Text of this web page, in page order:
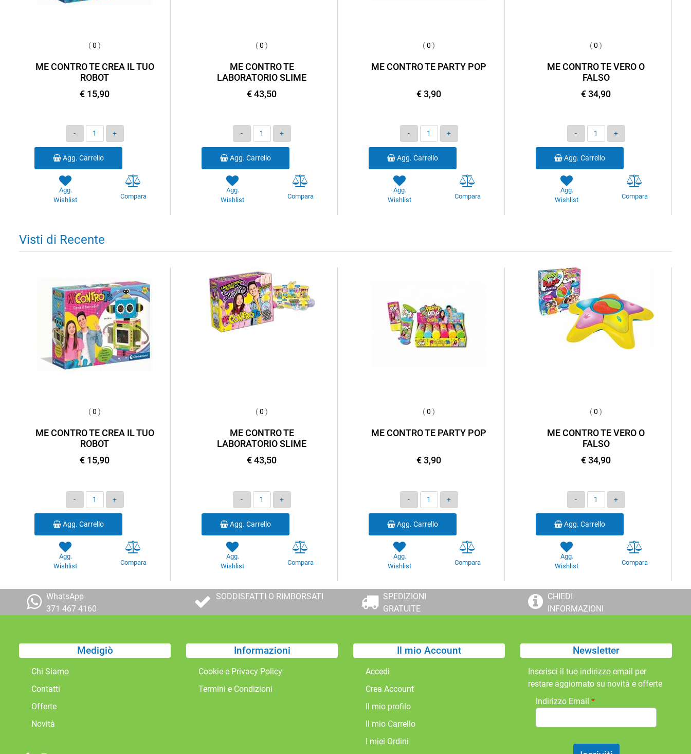
(0 )
ME CONTRO TE CREA IL TUO
ROBOT
€ 15,90
Quantità
Agg. Carrello
Agg.
Wishlist
Compara
(0 )
ME CONTRO TE
LABORATORIO SLIME
€ 43,50
Quantità
Agg. Carrello
Agg.
Wishlist
Compara
(0 )
ME CONTRO TE PARTY POP
€ 3,90
Quantità
Agg. Carrello
Agg.
Wishlist
Compara
(0 )
ME CONTRO TE VERO O
FALSO
€ 34,90
Quantità
Agg. Carrello
Agg.
Wishlist
Compara
Visti di Recente
(0 )
ME CONTRO TE CREA IL TUO
ROBOT
€ 15,90
Quantità
Agg. Carrello
Agg.
Wishlist
Compara
(0 )
ME CONTRO TE
LABORATORIO SLIME
€ 43,50
Quantità
Agg. Carrello
Agg.
Wishlist
Compara
(0 )
ME CONTRO TE PARTY POP
€ 3,90
Quantità
Agg. Carrello
Agg.
Wishlist
Compara
(0 )
ME CONTRO TE VERO O
FALSO
€ 34,90
Quantità
Agg. Carrello
Agg.
Wishlist
Compara
WhatsApp
371 467 4160
SODDISFATTI O RIMBORSATI
SPEDIZIONI
GRATUITE
CHIEDI
INFORMAZIONI
Medigiò
Chi Siamo
Contatti
Offerte
Novità
Informazioni
Cookie e Privacy Policy
Termini e Condizioni
Il mio Account
Accedi
Crea Account
Il mio profilo
Il mio Carrello
I miei Ordini
Newsletter
Inserisci il tuo indirizzo email per
restare aggiornato su novità e offerte
Indirizzo Email *